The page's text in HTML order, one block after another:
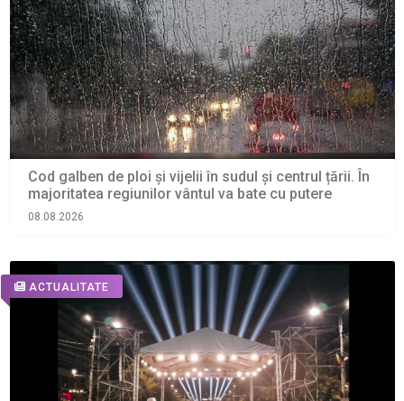
Cod galben de ploi și vijelii în sudul și centrul țării. În
majoritatea regiunilor vântul va bate cu putere
08.08.2026
ACTUALITATE